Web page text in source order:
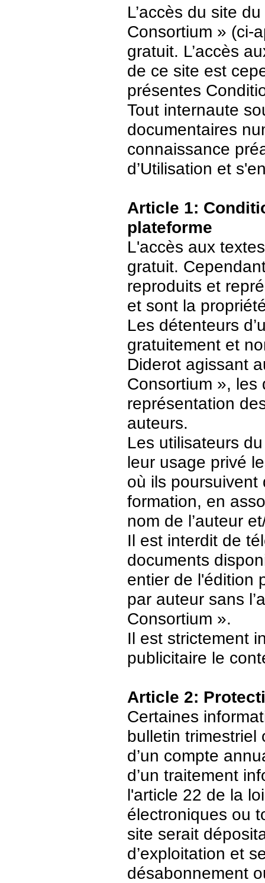
L’accès du site
Consortium » (ci-
gratuit. L’accès
de ce site est
présentes
Tout internaute
documentaires
connaissance
d’Utilisation et
Article 1:
plateforme
L'accès aux
gratuit.
reproduits et
et sont la
Les détenteurs
gratuitement et
Diderot agissant
Consortium », les
représentation
auteurs.
Les utilisateurs
leur usage privé
où ils
formation, en
nom de l’auteur
Il est interdit de
documents
entier de l'édition
par auteur sans
Consortium ».
Il est strictement
publicitaire le
Article 2:
Certaines
bulletin trimestriel
d’un compte
d’un traitement
l'article 22 de la
électroniques ou
site serait
d’exploitation et
désabonnement